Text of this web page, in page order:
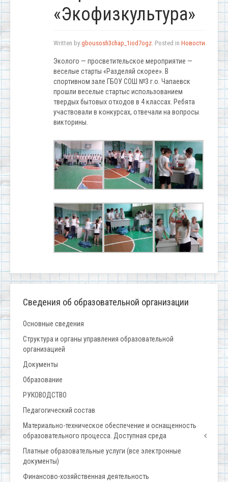
«Экофизкультура»
Written by gbousosh3chap_1iod7ogz. Posted in Новости
Эколого — просветительское мероприятие —
веселые старты «Разделяй скорее». В
спортивном зале ГБОУ СОШ №3 г.о. Чапаевск
прошли веселые стартыс использованием
твердых бытовых отходов в 4 классах. Ребята
участвовали в конкурсах, отвечали на вопросы
викторины.
Сведения об образовательной организации
Основные сведения
Структура и органы управления образовательной
организацией
Документы
Образование
РУКОВОДСТВО
Педагогический состав
Материально-техническое обеспечение и оснащенность
образовательного процесса. Доступная среда
Платные образовательные услуги (все электронные
документы)
Финансово-хозяйственная деятельность